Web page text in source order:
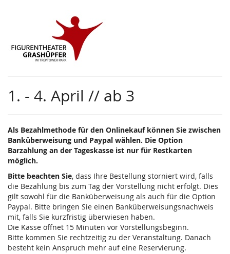
1. - 4. April // ab 3
Als Bezahlmethode für den Onlinekauf können Sie zwischen
Banküberweisung und Paypal wählen. Die Option
Barzahlung an der Tageskasse ist nur für Restkarten
möglich.
Bitte beachten Sie, dass Ihre Bestellung storniert wird, falls
die Bezahlung bis zum Tag der Vorstellung nicht erfolgt. Dies
gilt sowohl für die Banküberweisung als auch für die Option
Paypal. Bitte bringen Sie einen Banküberweisungsnachweis
mit, falls Sie kurzfristig überwiesen haben.
Die Kasse öffnet 15 Minuten vor Vorstellungsbeginn.
Bitte kommen Sie rechtzeitig zu der Veranstaltung. Danach
besteht kein Anspruch mehr auf eine Reservierung.